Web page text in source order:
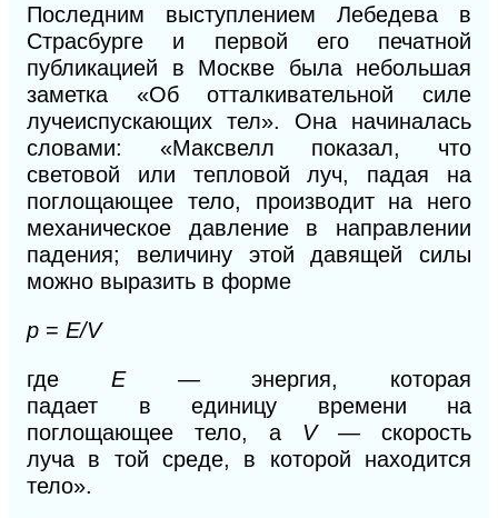
Последним выступлением Лебедева в
Страсбурге и первой его печатной
публикацией в Москве была небольшая
заметка «Об отталкивательной силе
лучеиспускающих тел». Она начиналась
словами: «Максвелл показал, что
световой или тепловой луч, падая на
поглощающее тело, производит на него
механическое давление в направлении
падения; величину этой давящей силы
можно выразить в форме
p = E/V
где Е — энергия, которая
падает в единицу времени на
поглощающее тело, а V
— скорость
луча в той среде, в которой находится
тело».